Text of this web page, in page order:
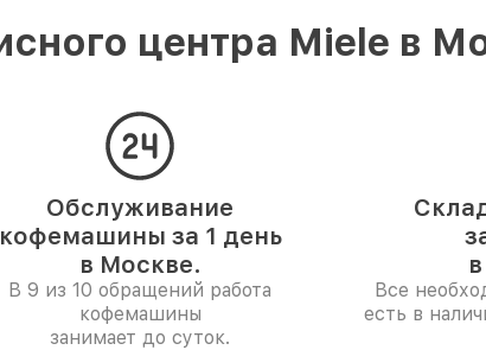
центра Miele в
Обслуживание
кофемашины за 1 день
в Москве.
В 9 из 10 обращений работа
кофемашины
занимает до суток.
Все
есть в